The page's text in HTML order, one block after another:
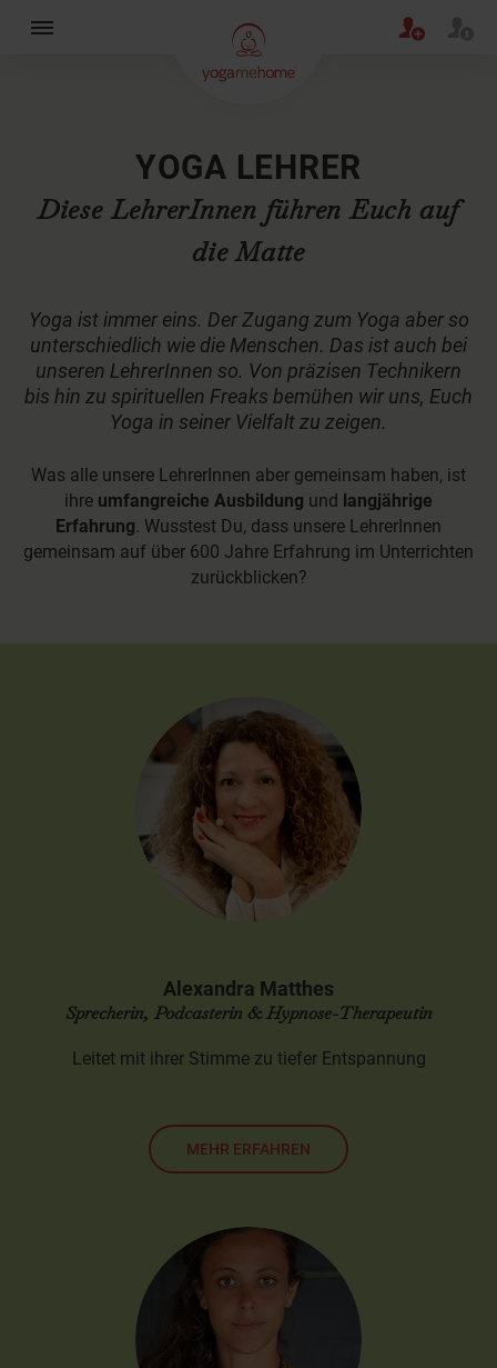
YOGA LEHRER
Diese LehrerInnen führen Euch auf
die Matte
Yoga ist immer eins. Der Zugang zum Yoga aber so
unterschiedlich wie die Menschen. Das ist auch bei
unseren LehrerInnen so. Von präzisen Technikern
bis hin zu spirituellen Freaks bemühen wir uns, Euch
Yoga in seiner Vielfalt zu zeigen.
Was alle unsere LehrerInnen aber gemeinsam haben, ist
ihre umfangreiche Ausbildung und
langjährige
Erfahrung. Wusstest Du, dass unsere LehrerInnen
gemeinsam auf über 600 Jahre Erfahrung im Unterrichten
zurückblicken?
Alexandra Matthes
Sprecherin, Podcasterin & Hypnose-Therapeutin
Leitet mit ihrer Stimme zu tiefer Entspannung
MEHR ERFAHREN